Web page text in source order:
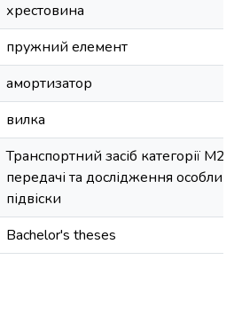
хрестовина
пружний елемент
амортизатор
вилка
Транспортний засіб категорії
передачі та дослідження
підвіски
Bachelor's theses